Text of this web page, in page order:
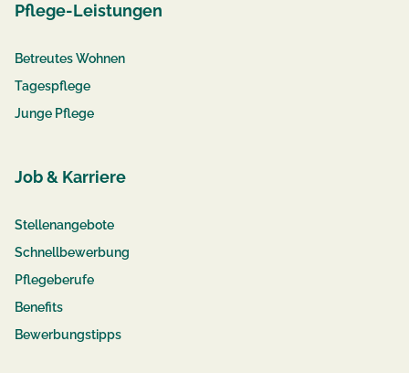
Pflege-Leistungen
Betreutes Wohnen
Tagespflege
Junge Pflege
Job & Karriere
Stellenangebote
Schnellbewerbung
Pflegeberufe
Benefits
Bewerbungstipps